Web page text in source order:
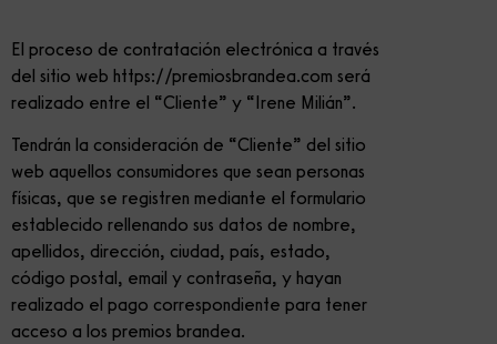
El proceso de contratación electrónica a través
del sitio web https://premiosbrandea.com será
realizado entre el “Cliente” y “Irene Milián”.
Tendrán la consideración de “Cliente” del sitio
web aquellos consumidores que sean personas
físicas, que se registren mediante el formulario
establecido rellenando sus datos de nombre,
apellidos, dirección, ciudad, país, estado,
código postal, email y contraseña, y hayan
realizado el pago correspondiente para tener
acceso a los premios brandea.